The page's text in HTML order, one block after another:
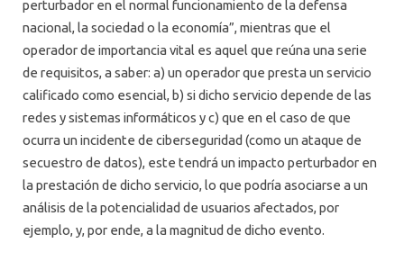
perturbador en el normal funcionamiento de la defensa
nacional, la sociedad o la economía”, mientras que el
operador de importancia vital es aquel que reúna una serie
de requisitos, a saber: a) un operador que presta un servicio
calificado como esencial, b) si dicho servicio depende de las
redes y sistemas informáticos y c) que en el caso de que
ocurra un incidente de ciberseguridad (como un ataque de
secuestro de datos), este tendrá un impacto perturbador en
la prestación de dicho servicio, lo que podría asociarse a un
análisis de la potencialidad de usuarios afectados, por
ejemplo, y, por ende, a la magnitud de dicho evento.